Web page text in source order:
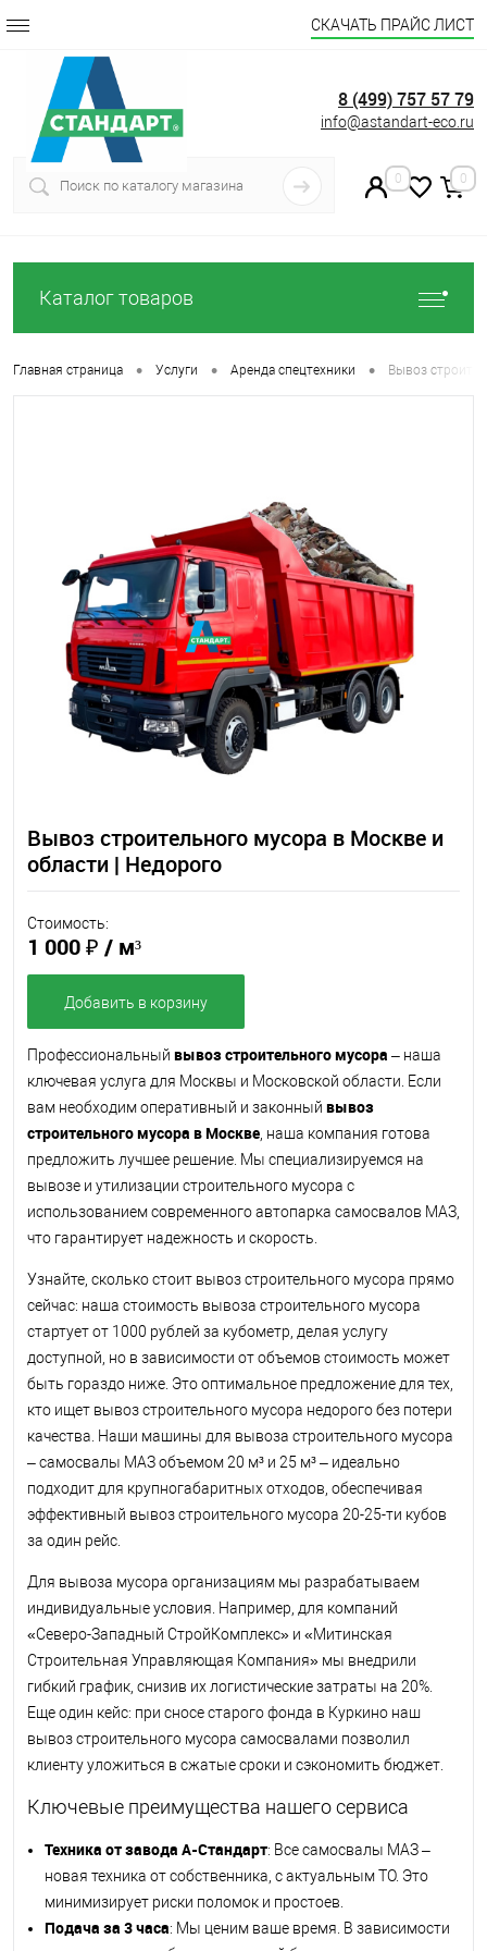
СКАЧАТЬ ПРАЙС ЛИСТ
8 (499) 757 57 79
info@astandart-eco.ru
0 0
Каталог товаров
Главная страница • Услуги • Аренда спецтехники • Вывоз
Вывоз строительного мусора в Москве и
области | Недорого
Стоимость:
1 000 ₽ / м³
Добавить в корзину
Профессиональный вывоз строительного мусора – наша
ключевая услуга для Москвы и Московской области. Если
вам необходим оперативный и законный вывоз
строительного мусора в Москве , наша компания готова
предложить лучшее решение. Мы специализируемся на
вывозе и утилизации строительного мусора с
использованием современного автопарка самосвалов МАЗ,
что гарантирует надежность и скорость.
Узнайте, сколько стоит вывоз строительного мусора прямо
сейчас: наша стоимость вывоза строительного мусора
стартует от 1000 рублей за кубометр, делая услугу
доступной, но в зависимости от объемов стоимость может
быть гораздо ниже. Это оптимальное предложение для тех,
кто ищет вывоз строительного мусора недорого без потери
качества. Наши машины для вывоза строительного мусора
– самосвалы МАЗ объемом 20 м³ и 25 м³ – идеально
подходит для крупногабаритных отходов, обеспечивая
эффективный вывоз строительного мусора 20-25-ти кубов
за один рейс.
Для вывоза мусора организациям мы разрабатываем
индивидуальные условия. Например, для компаний
«Северо-Западный СтройКомплекс» и «Митинская
Строительная Управляющая Компания» мы внедрили
гибкий график, снизив их логистические затраты на 20%.
Еще один кейс: при сносе старого фонда в Куркино наш
вывоз строительного мусора самосвалами позволил
клиенту уложиться в сжатые сроки и сэкономить бюджет.
Ключевые преимущества нашего сервиса
Техника от завода А-Стандарт: Все самосвалы МАЗ –
новая техника от собственника, с актуальным ТО. Это
минимизирует риски поломок и простоев.
Подача за 3 часа: Мы ценим ваше время. В зависимости